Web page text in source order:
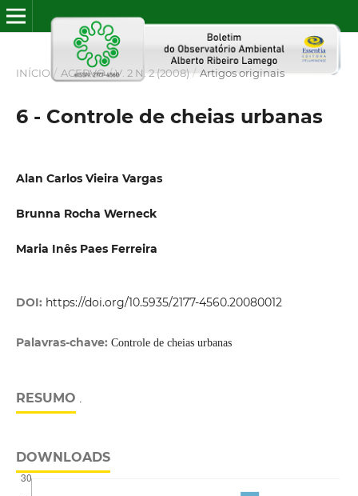
INÍCIO / ACERVO / V. 2 N. 2 (2008) / Artigos originais
6 - Controle de cheias urbanas
Alan Carlos Vieira Vargas
Brunna Rocha Werneck
Maria Inês Paes Ferreira
DOI: https://doi.org/10.5935/2177-4560.20080012
Palavras-chave: Controle de cheias urbanas
RESUMO .
DOWNLOADS